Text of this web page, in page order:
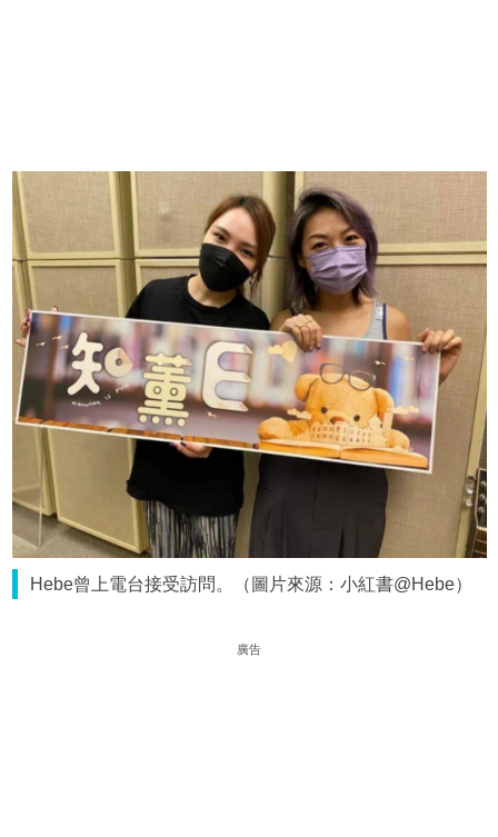
Hebe曾上電台接受訪問。（圖片來源：小紅書@Hebe）
廣告